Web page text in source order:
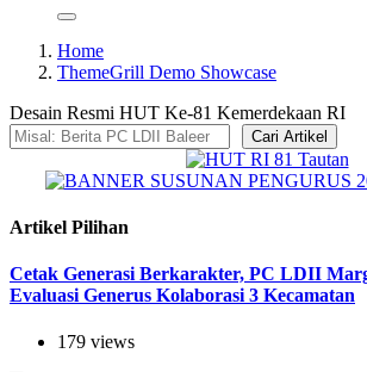
Home
ThemeGrill Demo Showcase
Desain Resmi HUT Ke-81 Kemerdekaan RI
Cari Artikel
Artikel Pilihan
Cetak Generasi Berkarakter, PC LDII
Evaluasi Generus Kolaborasi 3 Kecamatan
179 views